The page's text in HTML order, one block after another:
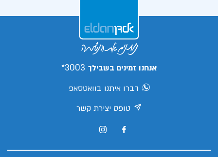
אנחנו זמינים בשבילך 3003*
דברו איתנו בוואטסאפ
טופס יצירת קשר